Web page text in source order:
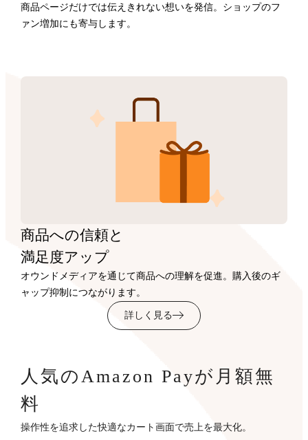
商品ページだけでは伝えきれない想いを発信。ショップのフ
ァン増加にも寄与します。
商品への信頼と
満足度アップ
オウンドメディアを通じて商品への理解を促進。購入後のギ
ャップ抑制につながります。
詳しく見る
人気のAmazon Payが月額無
料
操作性を追求した快適なカート画面で売上を最大化。